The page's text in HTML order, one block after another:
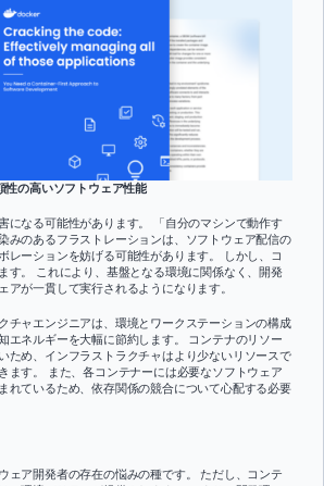
性の高いソフトウェア性能
になる可能性があります。 「自分のマシンで動作す
みのあるフラストレーションは、ソフトウェア配信の
レーションを妨げる可能性があります。 しかし、コ
す。 これにより、基盤となる環境に関係なく、開発
アが一貫して実行されるようになります。
チャエンジニアは、環境とワークステーションの構成
エネルギーを大幅に節約します。 コンテナのリソー
ため、インフラストラクチャはより少ないリソースで
ます。 また、各コンテナーには必要なソフトウェア
れているため、依存関係の競合について心配する必要
ェア開発者の存在の悩みの種です。 ただし、コンテ